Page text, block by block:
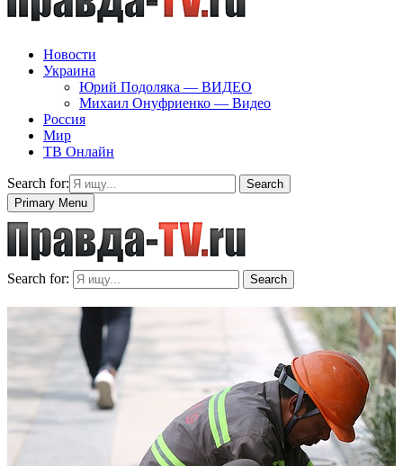
Новости
Украина
Юрий Подоляка — ВИДЕО
Михаил Онуфриенко — Видео
Россия
Мир
ТВ Онлайн
Search for:
Search
Primary Menu
Search for: Search